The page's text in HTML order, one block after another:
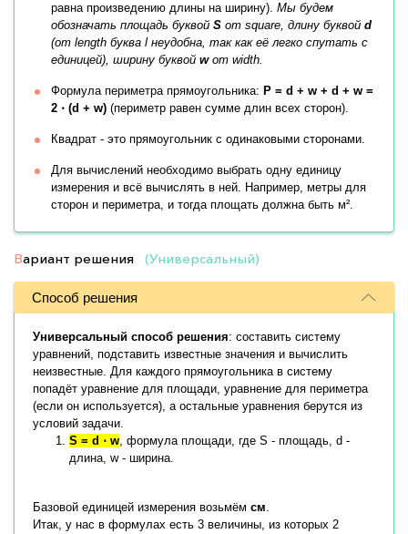
равна произведению длины на ширину). Мы будем
обозначать площадь буквой S от square, длину буквой d
(от length буква l неудобна, так как её легко спутать с
единицей), ширину буквой wот width.
Формула периметра прямоугольника: P = d + w + d + w =
2 ⋅ (d + w) (периметр равен сумме длин всех сторон).
Квадрат - это прямоугольник с одинаковыми сторонами.
Для вычислений необходимо выбрать одну единицу
измерения и всё вычислять в ней. Например, метры для
сторон и периметра, и тогда площать должна быть м².
Вариант решения (Универсальный)
Способ решения
Универсальный способ решения: составить систему
уравнений, подставить известные значения и вычислить
неизвестные. Для каждого прямоугольника в систему
попадёт уравнение для площади, уравнение для периметра
(если он используется), а остальные уравнения берутся из
условий задачи.
S = d ⋅ w, формула площади, где S - площадь, d -
длина, w - ширина.
Базовой единицей измерения возьмём см.
Итак, у нас в формулах есть 3 величины, из которых 2